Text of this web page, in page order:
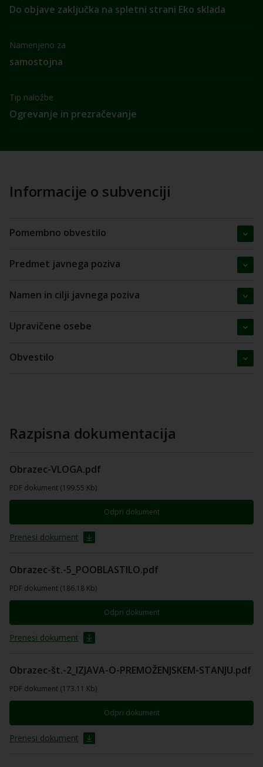
Do objave zaključka na spletni strani Eko sklada
Namenjeno za
samostojna
Tip naložbe
Ogrevanje in prezračevanje
Informacije o subvenciji
Pomembno obvestilo
Predmet javnega poziva
Namen in cilji javnega poziva
Upravičene osebe
Obvestilo
Razpisna dokumentacija
Obrazec-VLOGA.pdf
PDF dokument (199.55 Kb)
Odpri dokument
Prenesi dokument
Obrazec-št.-5_POOBLASTILO.pdf
PDF dokument (186.18 Kb)
Odpri dokument
Prenesi dokument
Obrazec-št.-2_IZJAVA-O-PREMOŽENJSKEM-STANJU.pdf
PDF dokument (173.11 Kb)
Odpri dokument
Prenesi dokument